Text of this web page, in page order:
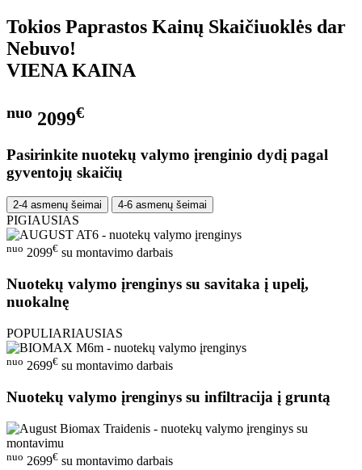
Tokios Paprastos Kainų Skaičiuoklės dar
Nebuvo!
VIENA KAINA
nuo 2099€
Pasirinkite nuotekų valymo įrenginio dydį pagal
gyventojų skaičių
2-4 asmenų šeimai 4-6 asmenų šeimai
PIGIAUSIAS
nuo 2099€ su montavimo darbais
Nuotekų valymo įrenginys su savitaka į upelį,
nuokalnę
POPULIARIAUSIAS
nuo 2699€ su montavimo darbais
Nuotekų valymo įrenginys su infiltracija į gruntą
nuo 2699€ su montavimo darbais